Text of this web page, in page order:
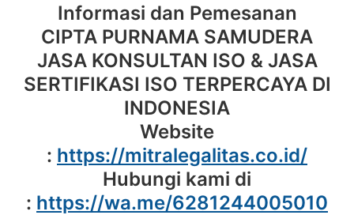
Informasi dan Pemesanan
CIPTA PURNAMA SAMUDERA
JASA KONSULTAN ISO & JASA
SERTIFIKASI ISO TERPERCAYA DI
INDONESIA
Website
: https://mitralegalitas.co.id/
Hubungi kami di
: https://wa.me/6281244005010